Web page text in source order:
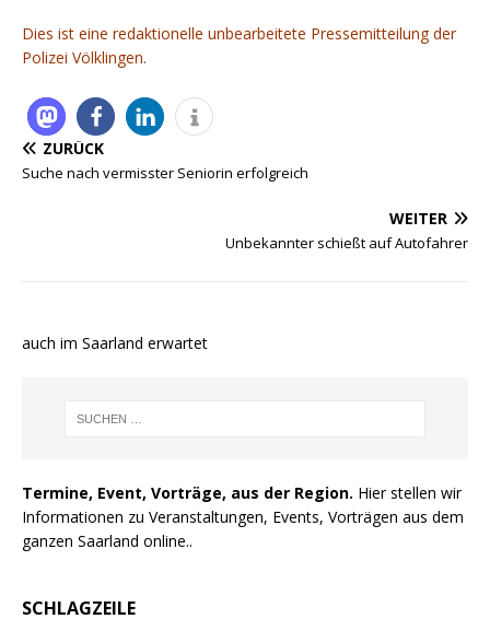
Dies ist eine redaktionelle unbearbeitete Pressemitteilung der
Polizei Völklingen.
ZURÜCK
Suche nach vermisster Seniorin erfolgreich
WEITER
Unbekannter schießt auf Autofahrer
auch im Saarland erwartet
Termine, Event, Vorträge, aus der Region. Hier stellen wir
Informationen zu Veranstaltungen, Events, Vorträgen aus dem
ganzen Saarland online..
SCHLAGZEILE